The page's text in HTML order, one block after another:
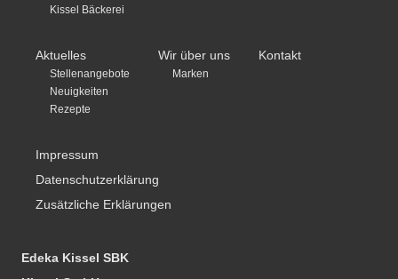
Kissel Bäckerei
Aktuelles
Stellenangebote
Neuigkeiten
Rezepte
Wir über uns
Marken
Kontakt
Impressum
Datenschutzerklärung
Zusätzliche Erklärungen
Edeka Kissel SBK